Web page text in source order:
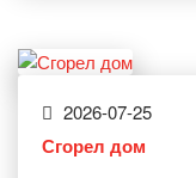
2026-07-25
Сгорел дом